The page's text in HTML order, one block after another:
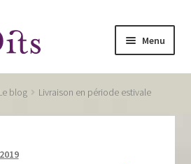
Menu
blog Livraison en période estivale